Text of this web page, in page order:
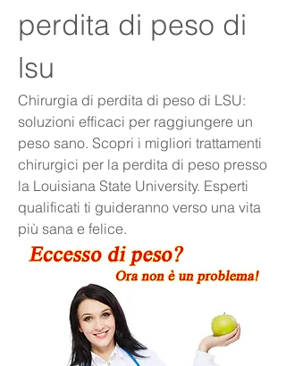
perdita di peso di
lsu
Chirurgia di perdita di peso di LSU:
soluzioni efficaci per raggiungere un
peso sano. Scopri i migliori trattamenti
chirurgici per la perdita di peso presso
la Louisiana State University. Esperti
qualificati ti guideranno verso una vita
più sana e felice.